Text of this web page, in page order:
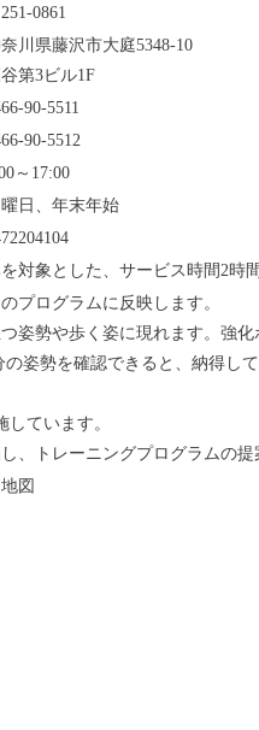
0861
川県藤沢市大庭5348-10
第3ビル1F
90-5511
90-5512
～17:00
曜日、年末年始
対象とした、サービス時間2時
プログラムに反映します。
姿勢や歩く姿に現れます。強
姿勢を確認できると、納得し
ています。
、トレーニングプログラムの提